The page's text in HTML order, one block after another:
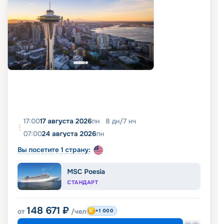
17:0017 августа 2026пн 8 дн/7 нч
07:0024 августа 2026пн
Вы посетите 1 страну:
MSC Poesia
СТАНДАРТ
от 148 671 ₽ /чел +1 000